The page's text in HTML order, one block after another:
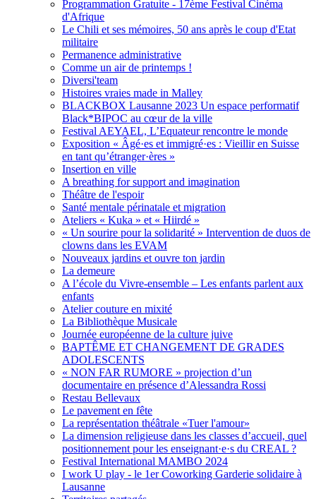
Programmation Gratuite - 17ème Festival Cinéma
d'Afrique
Le Chili et ses mémoires, 50 ans après le coup d'Etat
militaire
Permanence administrative
Comme un air de printemps !
Diversi'team
Histoires vraies made in Malley
BLACKBOX Lausanne 2023 Un espace performatif
Black*BIPOC au cœur de la ville
Festival AEYAEL, L’Equateur rencontre le monde
Exposition « Âgé·es et immigré·es : Vieillir en Suisse
en tant qu’étranger·ères »
Insertion en ville
A breathing for support and imagination
Théâtre de l'espoir
Santé mentale périnatale et migration
Ateliers « Kuka » et « Hiirdé »
« Un sourire pour la solidarité » Intervention de duos de
clowns dans les EVAM
Nouveaux jardins et ouvre ton jardin
La demeure
A l’école du Vivre-ensemble – Les enfants parlent aux
enfants
Atelier couture en mixité
La Bibliothèque Musicale
Journée européenne de la culture juive
BAPTÊME ET CHANGEMENT DE GRADES
ADOLESCENTS
« NON FAR RUMORE » projection d’un
documentaire en présence d’Alessandra Rossi
Restau Bellevaux
Le pavement en fête
La représentation théâtrale «Tuer l'amour»
La dimension religieuse dans les classes d’accueil, quel
positionnement pour les enseignant·e·s du CREAL ?
Festival International MAMBO 2024
I work U play - le 1er Coworking Garderie solidaire à
Lausanne